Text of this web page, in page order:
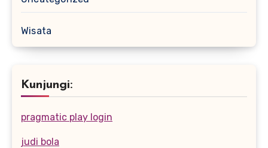
Wisata
Kunjungi:
pragmatic play login
judi bola